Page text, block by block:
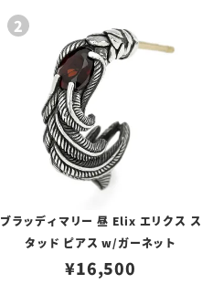
ブラッディマリー 昼 Elix エリクス ス
タッド ピアス w/ガーネット
¥16,500